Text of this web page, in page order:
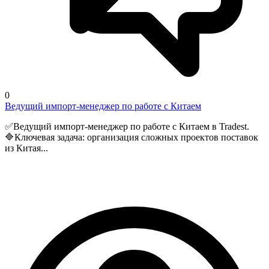
0
Ведущий импорт-менеджер по работе с Китаем
✅Ведущий импорт-менеджер по работе с Китаем в Tradest.
🔷Ключевая задача: организация сложных проектов поставок
из Китая...